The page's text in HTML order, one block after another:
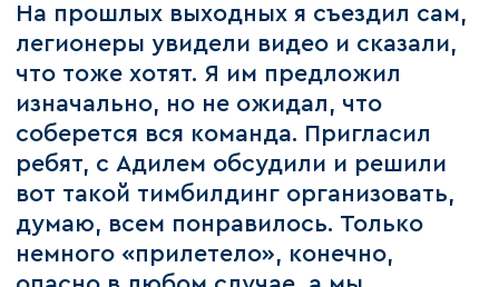
На прошлых выходных я съездил сам,
легионеры увидели видео и сказали,
что тоже хотят. Я им предложил
изначально, но не ожидал, что
соберется вся команда. Пригласил
ребят, с Адилем обсудили и решили
вот такой тимбилдинг организовать,
думаю, всем понравилось. Только
немного «прилетело», конечно,